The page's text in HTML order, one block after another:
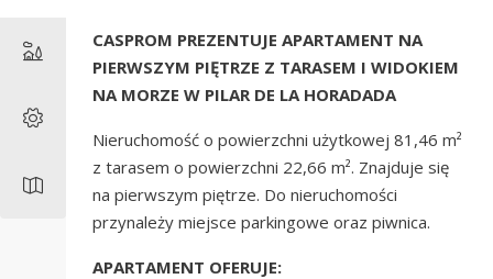
CASPROM PREZENTUJE APARTAMENT NA
PIERWSZYM PIĘTRZE Z TARASEM I WIDOKIEM
NA MORZE W PILAR DE LA HORADADA
Nieruchomość o powierzchni użytkowej 81,46 m²
z tarasem o powierzchni 22,66 m². Znajduje się
na pierwszym piętrze. Do nieruchomości
przynależy miejsce parkingowe oraz piwnica.
APARTAMENT OFERUJE: